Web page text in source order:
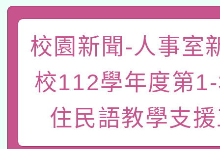
關事宜
國立臺灣師範大學辦理
年度健康促進學校輔導
業成長研習」實施計畫
函轉國家教育研究院中
族教育國際趨勢與發展
轉知教育部國民及學前
新北市政府教育局辦理
師專業成長研習實施
方素養工作坊新北場」
函轉國立臺灣師範大學
族語言臺北學習中心
「族語學習班」招生簡
轉知有關國立成功大學
校園新聞-人事室
校112學年度第
住民語教學支